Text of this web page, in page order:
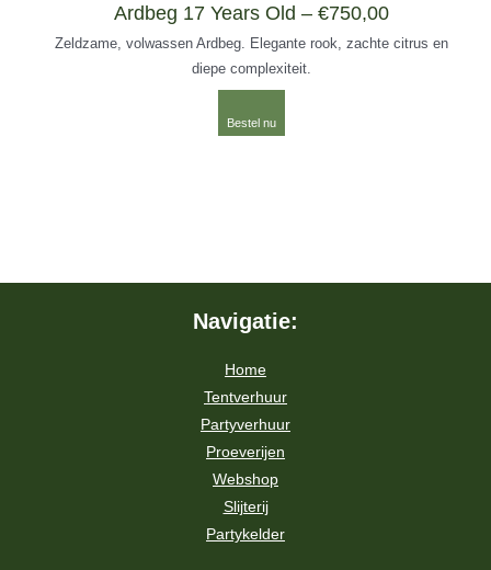
Ardbeg 17 Years Old – €750,00
Zeldzame, volwassen Ardbeg. Elegante rook, zachte citrus en
diepe complexiteit.
Bestel nu
Navigatie:
Home
Tentverhuur
Partyverhuur
Proeverijen
Webshop
Slijterij
Partykelder